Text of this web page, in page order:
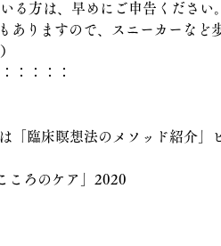
る方は、早めにご申告ください
ありますので、スニーカーなど
：：：：
臨床瞑想法のメソッド紹介」
ころのケア」2020